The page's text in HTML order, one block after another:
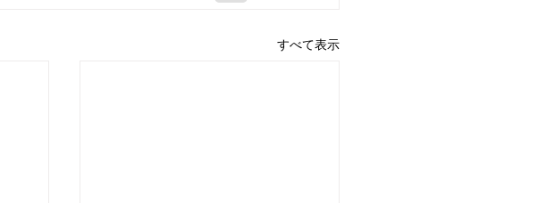
すべて表示